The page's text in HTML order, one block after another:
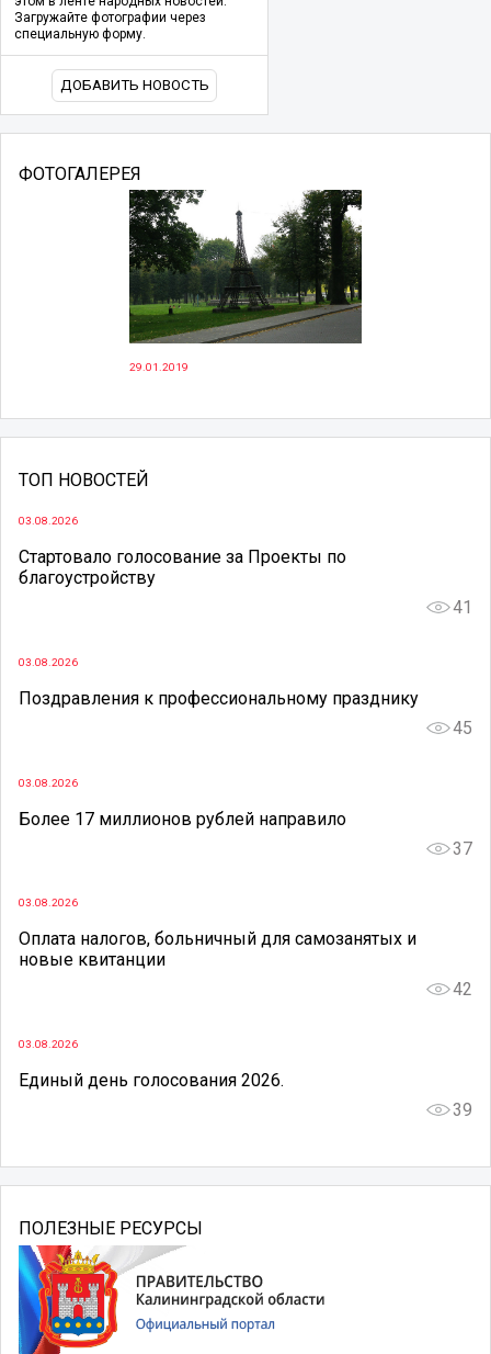
Загружайте фотографии через
специальную форму.
ДОБАВИТЬ НОВОСТЬ
ФОТОГАЛЕРЕЯ
29.01.2019
ТОП НОВОСТЕЙ
03.08.2026
Стартовало голосование за Проекты по
благоустройству
41
03.08.2026
Поздравления к профессиональному празднику
45
03.08.2026
Более 17 миллионов рублей направило
37
03.08.2026
Оплата налогов, больничный для самозанятых и
новые квитанции
42
03.08.2026
Единый день голосования 2026.
39
ПОЛЕЗНЫЕ РЕСУРСЫ